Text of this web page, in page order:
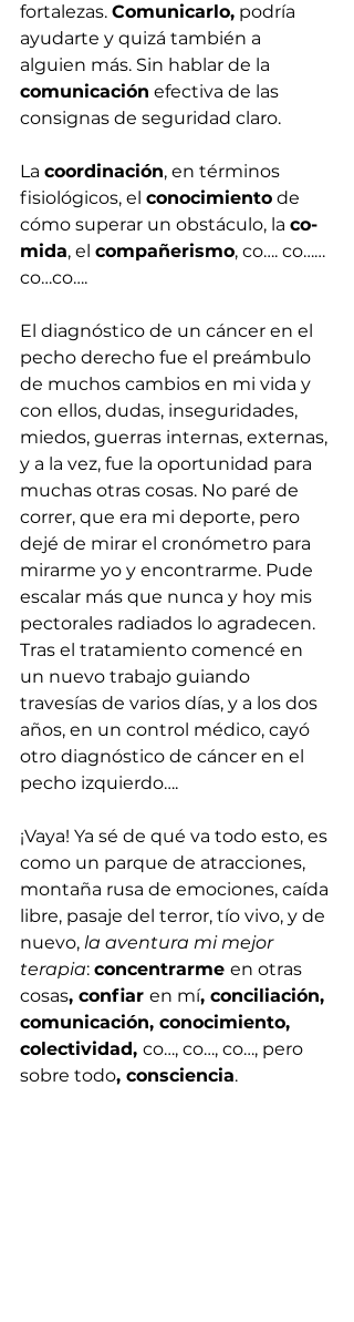
fortalezas. Comunicarlo, podría
ayudarte y quizá también a
alguien más. Sin hablar de la
comunicación efectiva de las
consignas de seguridad claro.
La coordinación, en términos
fisiológicos, el conocimiento de
cómo superar un obstáculo, la co-
mida, el compañerismo, co…. co……
co…co….
El diagnóstico de un cáncer en el
pecho derecho fue el preámbulo
de muchos cambios en mi vida y
con ellos, dudas, inseguridades,
miedos, guerras internas, externas,
y a la vez, fue la oportunidad para
muchas otras cosas. No paré de
correr, que era mi deporte, pero
dejé de mirar el cronómetro para
mirarme yo y encontrarme. Pude
escalar más que nunca y hoy mis
pectorales radiados lo agradecen.
Tras el tratamiento comencé en
un nuevo trabajo guiando
travesías de varios días, y a los dos
años, en un control médico, cayó
otro diagnóstico de cáncer en el
pecho izquierdo….
¡Vaya! Ya sé de qué va todo esto, es
como un parque de atracciones,
montaña rusa de emociones, caída
libre, pasaje del terror, tío vivo, y de
nuevo, la aventura mi mejor
terapia: concentrarme en otras
cosas, confiar en mí, conciliación,
comunicación, conocimiento,
colectividad, co…, co…, co…, pero
sobre todo, consciencia.